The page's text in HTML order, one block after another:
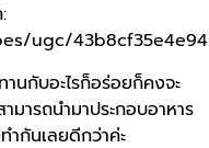
ugc/
นกับอะไรก็อร่อยก็คงจะ
มารถนำมาประกอบอาหาร
ำกันเลยดีกว่าค่ะ